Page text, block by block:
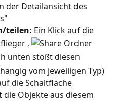
der Detailansicht des
teilen: Ein Klick auf die
,
stößt diesen
vom jeweiligen Typ)
die Schaltfläche
die Objekte aus diesem